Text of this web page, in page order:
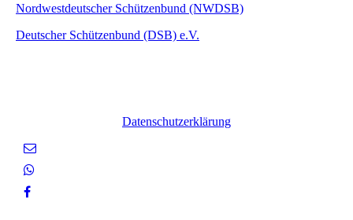
Nordwestdeutscher Schützenbund (NWDSB)
Deutscher Schützenbund (DSB) e.V.
Datenschutzerklärung